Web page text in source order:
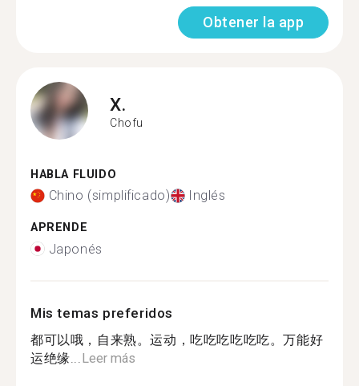
Obtener la app
X.
Chofu
HABLA FLUIDO
Chino (simplificado) Inglés
APRENDE
Japonés
Mis temas preferidos
都可以哦，自来熟。运动，吃吃吃吃吃吃。万能好
运绝缘... Leer más